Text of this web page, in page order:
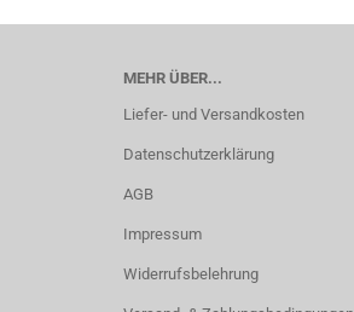
MEHR ÜBER...
Liefer- und Versandkosten
Datenschutzerklärung
AGB
Impressum
Widerrufsbelehrung